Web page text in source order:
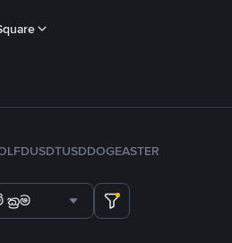
FDUSDTUSDDOGEASTER